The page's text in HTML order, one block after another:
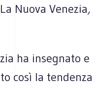
La Nuova Venezia,
ha insegnato e
così la tendenza